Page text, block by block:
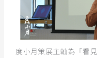
度小月策展主軸為「看